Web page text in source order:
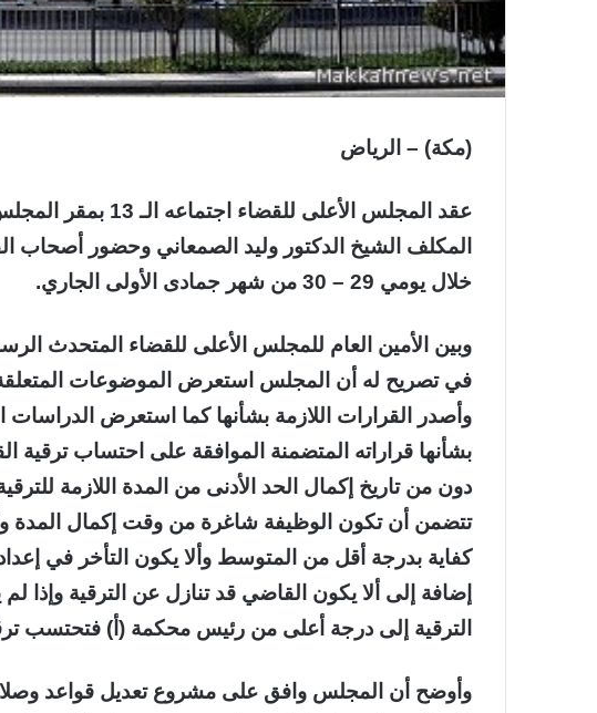
(مكة) – الرياض
عقد المجلس الأعلى
المكلف الشيخ الدكتور وليد الصمعاني وحضور أصحاب
خلال يومي 29 – 30 من شهر جمادى الأولى الجاري.
وبين الأمين العام للمجلس الأعلى للقضاء المتحدث
في تصريح له أن المجلس استعرض الموضوعات المتعلقة
وأصدر القرارات اللازمة بشأنها كما استعرض
بشأنها قراراته المتضمنة الموافقة على احتساب
دون من تاريخ إكمال الحد الأدنى من المدة اللازمة
تتضمن أن تكون الوظيفة شاغرة من وقت إكمال المدة
كفاية بدرجة أقل من المتوسط وألا يكون التأخر في
إضافة إلى ألا يكون القاضي قد تنازل عن الترقية وإذا
الترقية إلى درجة أعلى من رئيس محكمة (أ) فتحتسب
وأوضح أن المجلس وافق على مشروع تعديل قواعد